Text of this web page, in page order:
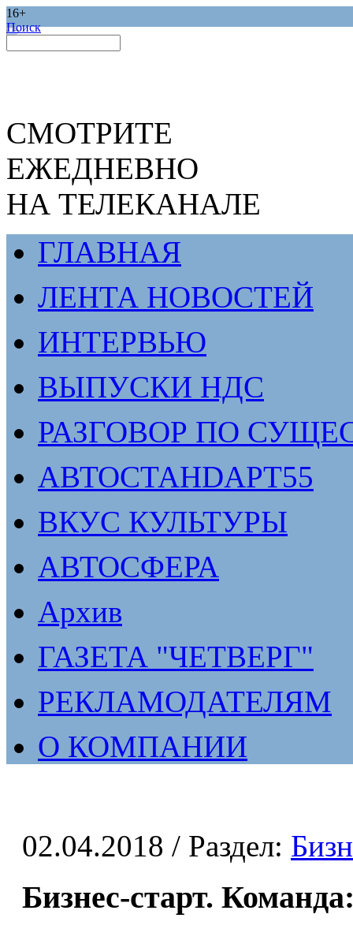
16+
Поиск
СМОТРИТЕ
ЕЖЕДНЕВНО
НА ТЕЛЕКАНАЛЕ
ГЛАВНАЯ
ЛЕНТА НОВОСТЕЙ
ИНТЕРВЬЮ
ВЫПУСКИ НДС
РАЗГОВОР ПО
АВТОСТАНDАРТ55
ВКУС КУЛЬТУРЫ
АВТОСФЕРА
Архив
ГАЗЕТА "ЧЕТВЕРГ"
РЕКЛАМОДАТЕЛЯМ
О КОМПАНИИ
02.04.2018 / Раздел:
Бизнес-старт.